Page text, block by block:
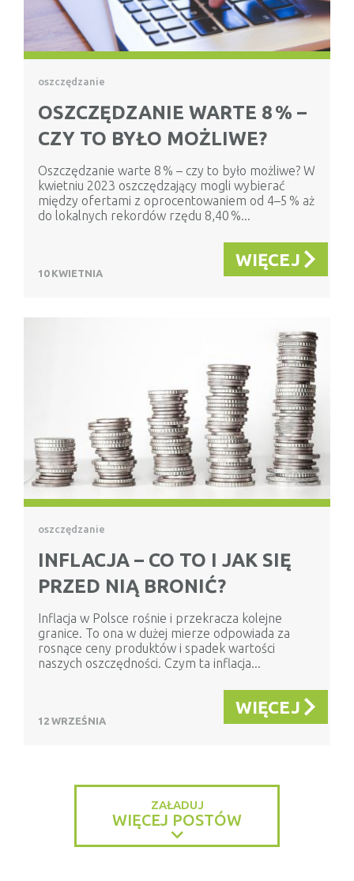
oszczędzanie
OSZCZĘDZANIE WARTE 8 % –
CZY TO BYŁO MOŻLIWE?
Oszczędzanie warte 8 % – czy to było możliwe? W
kwietniu 2023 oszczędzający mogli wybierać
między ofertami z oprocentowaniem od 4–5 % aż
do lokalnych rekordów rzędu 8,40 %...
10 KWIETNIA
WIĘCEJ
oszczędzanie
INFLACJA – CO TO I JAK SIĘ
PRZED NIĄ BRONIĆ?
Inflacja w Polsce rośnie i przekracza kolejne
granice. To ona w dużej mierze odpowiada za
rosnące ceny produktów i spadek wartości
naszych oszczędności. Czym ta inflacja...
12 WRZEŚNIA
WIĘCEJ
ZAŁADUJ
WIĘCEJ POSTÓW